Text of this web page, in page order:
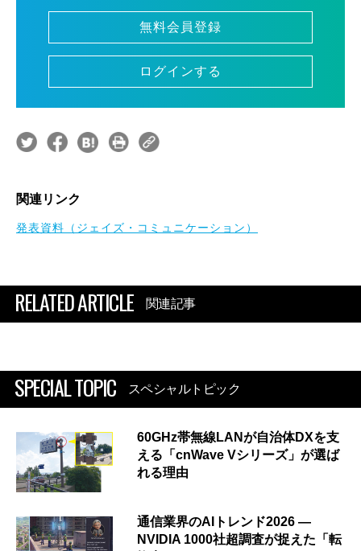
無料会員登録
ログインする
関連リンク
発表資料（ジェイズ・コミュニケーション）
RELATED ARTICLE 関連記事
SPECIAL TOPIC スペシャルトピック
60GHz帯無線LANが自治体DXを支
える「cnWave Vシリーズ」が選ば
れる理由
通信業界のAIトレンド2026 ―
NVIDIA 1000社超調査が捉えた「転